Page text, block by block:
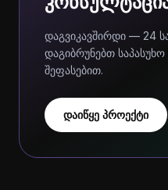
დაგვიკავშირდი — 24
დაგიბრუნებთ
შეფასებით.
დაიწყე პროექტი